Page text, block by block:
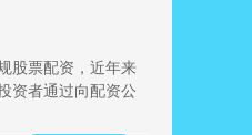
股票配资，近年来
资者通过向配资公